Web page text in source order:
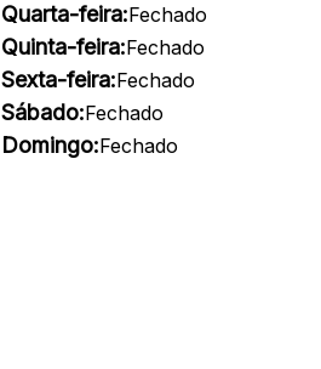
Quarta-feira:Fechado
Quinta-feira:Fechado
Sexta-feira:Fechado
Sábado:Fechado
Domingo:Fechado